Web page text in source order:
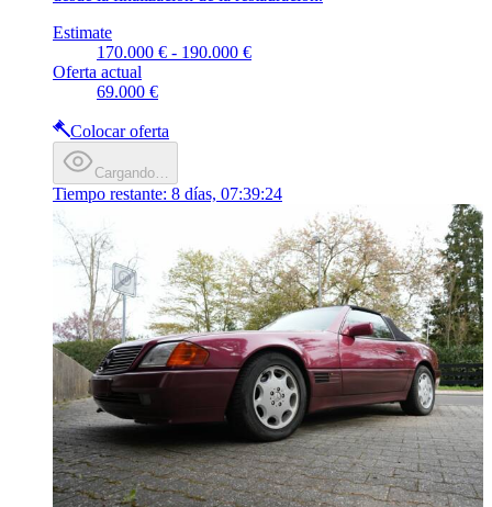
Estimate
170.000 € - 190.000 €
Oferta actual
69.000 €
Colocar oferta
Cargando…
Tiempo restante: 8 días, 07:39:24